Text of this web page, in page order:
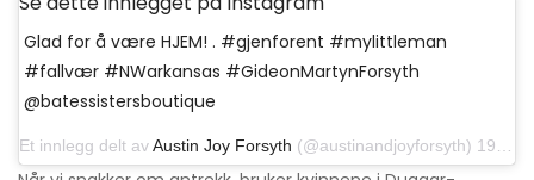
Glad for å være HJEM! . #gjenforent #mylittleman
#fallvær #NWarkansas #GideonMartynForsyth
@batessistersboutique
Et innlegg delt avAustin Joy Forsyth (@austinandjoyforsyth) 19. oktober 2019 kl 10:18 PDT